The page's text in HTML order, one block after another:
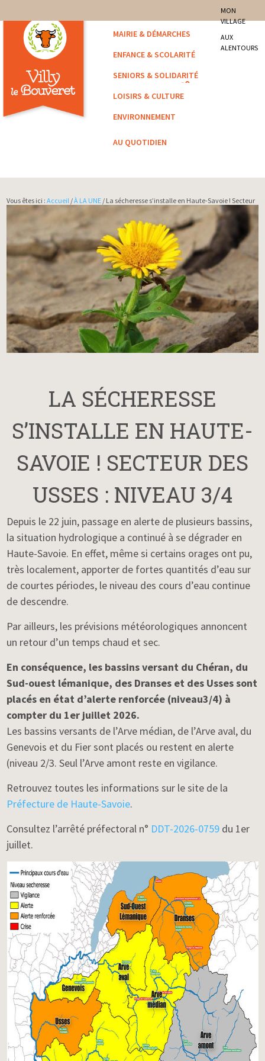
Villy-le-Bouveret
MON
VILLAGE
AUX
ALENTOURS
MAIRIE & DÉMARCHES
ENFANCE & SCOLARITÉ
SENIORS & SOLIDARITÉ
LOISIRS & CULTURE
ENVIRONNEMENT
AU QUOTIDIEN
Vous êtes ici :Accueil /À LA UNE / La sécheresse s’installe en Haute-Savoie ! Secteur
des Usses : niveau 3/4
LA SÉCHERESSE
S’INSTALLE EN HAUTE-
SAVOIE ! SECTEUR DES
USSES : NIVEAU 3/4
Depuis le 22 juin, passage en alerte de plusieurs bassins,
la situation hydrologique a continué à se dégrader en
Haute-Savoie. En effet, même si certains orages ont pu,
très localement, apporter de fortes quantités d’eau sur
de courtes périodes, le niveau des cours d’eau continue
de descendre.
Par ailleurs, les prévisions météorologiques annoncent
un retour d’un temps chaud et sec.
En conséquence, les bassins versant du Chéran, du
Sud-ouest lémanique, des Dranses et des Usses sont
placés en état d’alerte renforcée (niveau3/4) à
compter du 1er juillet 2026.
Les bassins versants de l’Arve médian, de l’Arve aval, du
Genevois et du Fier sont placés ou restent en alerte
(niveau 2/3. Seul l’Arve amont reste en vigilance.
Retrouvez toutes les informations sur le site de la
Préfecture de Haute-Savoie.
Consultez l’arrêté préfectoral n° DDT-2026-0759 du 1er
juillet.